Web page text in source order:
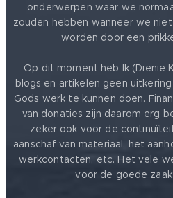
onderwerpen waar we
zouden hebben wanneer we
worden door een
Op dit moment heb Ik (Dienie
blogs en artikelen geen
Gods werk te kunnen doen.
van donaties zijn daarom erg
zeker ook voor de
aanschaf van materiaal, het
werkcontacten, etc. Het vele
voor de goede